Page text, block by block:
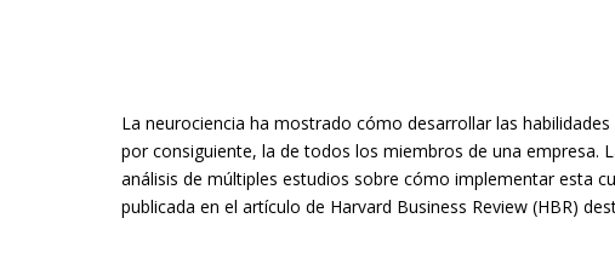
La neurociencia ha mostrado cómo desarrollar las
por consiguiente, la de todos los miembros de una empresa.
análisis de múltiples estudios sobre cómo implementar esta
publicada en el artículo de Harvard Business Review (HBR)